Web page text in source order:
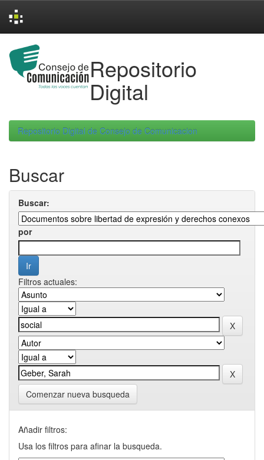
navigation
Repositorio
Digital
Repositorio Digital de Consejo de Comunicacion
Buscar
Buscar:
por
Filtros actuales:
Comenzar nueva busqueda
Añadir filtros:
Usa los filtros para afinar la busqueda.